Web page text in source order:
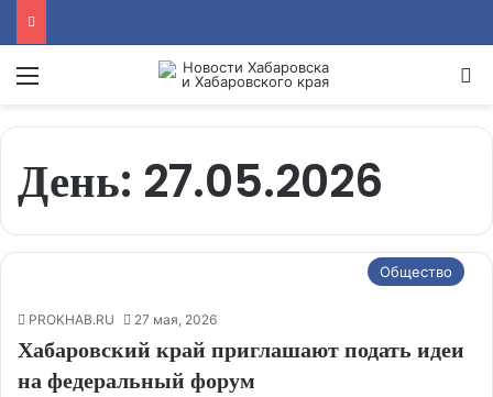
Menu
День: 27.05.2026
Общество
PROKHAB.RU 27 мая, 2026
Хабаровский край приглашают подать идеи
на федеральный форум